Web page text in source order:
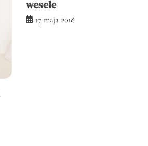
wesele
17 maja 2018